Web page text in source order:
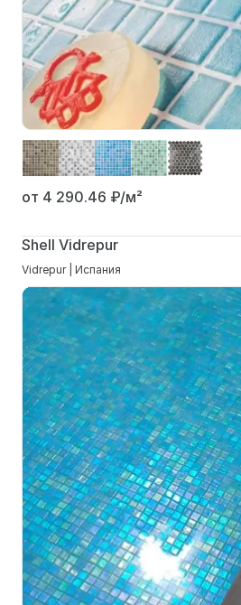
от 4 290.46 ₽/м²
Shell Vidrepur
Vidrepur | Испания